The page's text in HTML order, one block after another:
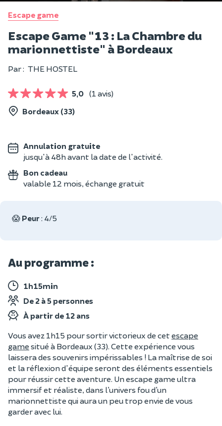
Escape game
Escape Game "13 : La Chambre du
marionnettiste" à Bordeaux
Par : THE HOSTEL
5,0 (1 avis)
Bordeaux (33)
Annulation gratuite
jusqu'à 48h avant la date de l'activité.
Bon cadeau
valable 12 mois, échange gratuit
😱 Peur: 4/5
Au programme :
1h15min
De 2 à 5 personnes
À partir de 12 ans
Vous avez 1h15 pour sortir victorieux de cet escape
game situé à Bordeaux (33). Cette expérience vous
laissera des souvenirs impérissables ! La maîtrise de soi
et la réflexion d'équipe seront des éléments essentiels
pour réussir cette aventure. Un escape game ultra
immersif et réaliste, dans l’univers fou d’un
marionnettiste qui aura un peu trop envie de vous
garder avec lui.